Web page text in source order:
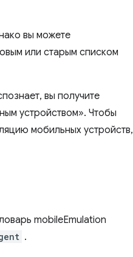
вы можете
или старым списком
вы получите
устройством». Чтобы
мобильных устройств,
mobileEmulation
.